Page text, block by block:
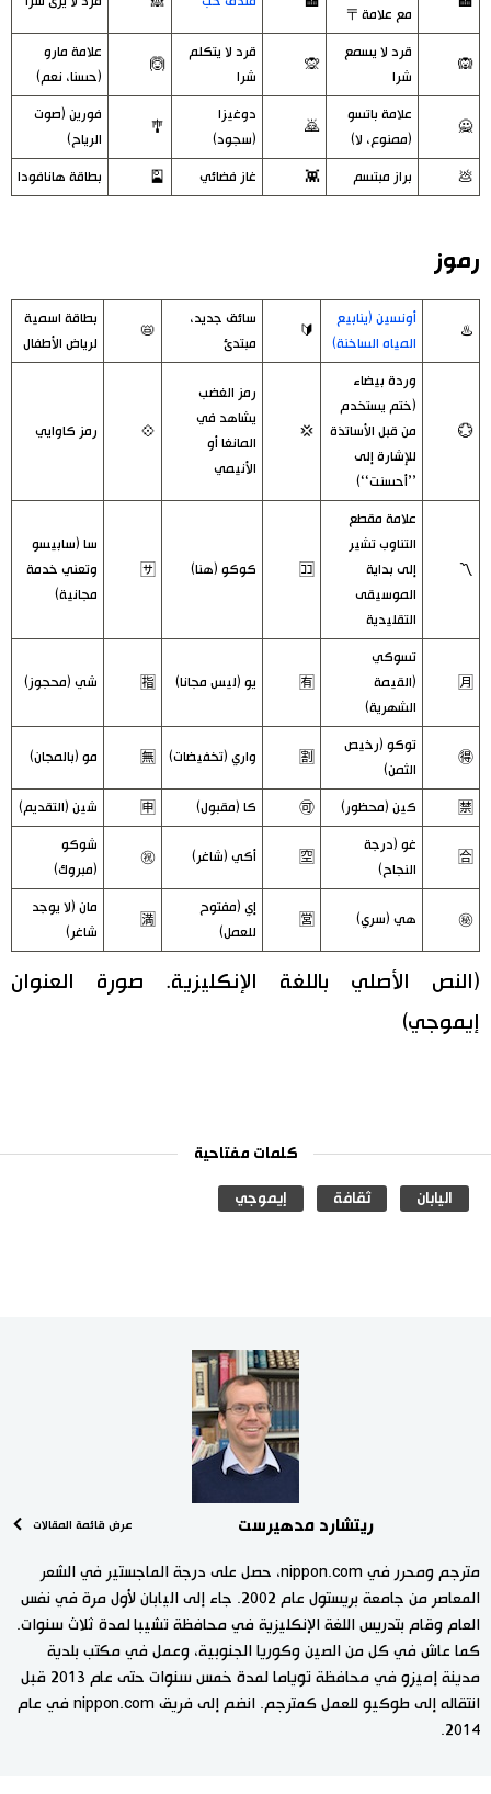
مع علامة〒
🙉
قرد لا يسمع
شرا
🙊
قرد لا يتكلم
شرا
🙆
علامة مارو
(حسنا، نعم)
🙅
علامة باتسو
(ممنوع، لا)
🙇
دوغيزا
(سجود)
🎐
فورين (صوت
الرياح)
💩 براز مبتسم 👾 غاز فضائي 🎴 بطاقة هانافودا
رموز
♨️
أونسين (ينابيع
المياه الساخنة)
🔰
سائق جديد،
مبتدئ
📛
بطاقة اسمية
لرياض الأطفال
💮
وردة بيضاء
(ختم يستخدم
من قبل الأساتذة
للإشارة إلى
’’أحسنت‘‘)
💢
رمز الغضب
يشاهد في
المانغا أو
الأنيمي
💠 رمز كاوايي
〽️
علامة مقطع
التناوب تشير
إلى بداية
الموسيقى
التقليدية
🈁 كوكو (هنا) 🈂
سا (سابيسو
وتعني خدمة
مجانية)
🈷️
تسوكي
(القيمة
الشهرية)
🈶 يو (ليس مجانا) 🈯 شي (محجوز)
🉐
توكو (رخيص
الثمن)
🈹 واري (تخفيضات) 🈚 مو (بالمجان)
🈲 كين (محظور) 🉑 كا (مقبول) 🈸 شين (التقديم)
🈴
غو (درجة
النجاح)
🈳 أكي (شاغر) ㊗️
شوكو
(مبروك)
㊙️ هي (سري) 🈺
إي (مفتوح
للعمل)
🈵
مان (لا يوجد
شاغر)
(النص الأصلي باللغة الإنكليزية. صورة العنوان
إيموجي)
كلمات مفتاحية
اليابان ثقافة إيموجي
ريتشارد مدهيرست عرض قائمة المقالات
مترجم ومحرر في nippon.com، حصل على درجة الماجستير في الشعر
المعاصر من جامعة بريستول عام 2002. جاء إلى اليابان لأول مرة في نفس
العام وقام بتدريس اللغة الإنكليزية في محافظة تشيبا لمدة ثلاث سنوات.
كما عاش في كل من الصين وكوريا الجنوبية، وعمل في مكتب بلدية
مدينة إميزو في محافظة توياما لمدة خمس سنوات حتى عام 2013 قبل
انتقاله إلى طوكيو للعمل كمترجم. انضم إلى فريق nippon.com في عام
2014.